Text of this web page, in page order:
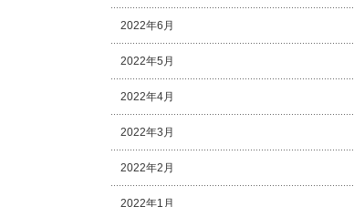
2022年6月
2022年5月
2022年4月
2022年3月
2022年2月
2022年1月